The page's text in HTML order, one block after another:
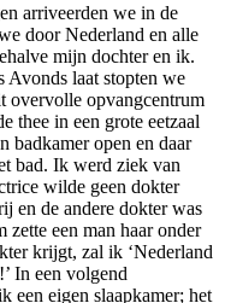
arriveerden we in de
door Nederland en alle
mijn dochter en ik.
Avonds laat stopten we
overvolle opvangcentrum
thee in een grote eetzaal
badkamer open en daar
bad. Ik werd ziek van
wilde geen dokter
en de andere dokter was
een man haar onder
krijgt, zal ik ‘Nederland
In een volgend
een eigen slaapkamer; het